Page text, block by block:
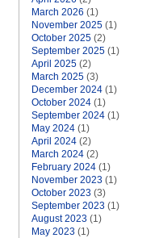
March 2026 (1)
November 2025 (1)
October 2025 (2)
September 2025 (1)
April 2025 (2)
March 2025 (3)
December 2024 (1)
October 2024 (1)
September 2024 (1)
May 2024 (1)
April 2024 (2)
March 2024 (2)
February 2024 (1)
November 2023 (1)
October 2023 (3)
September 2023 (1)
August 2023 (1)
May 2023 (1)